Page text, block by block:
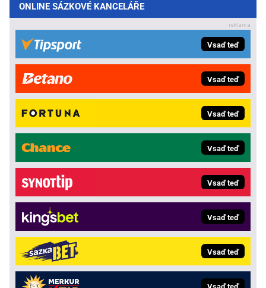
ONLINE SÁZKOVÉ KANCELÁŘE
Vsaď teď
Vsaď teď
Vsaď teď
Vsaď teď
Vsaď teď
Vsaď teď
Vsaď teď